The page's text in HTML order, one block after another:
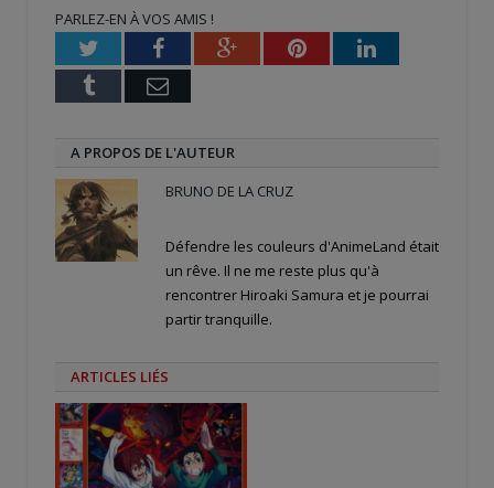
fenêtre) fenêtre) nouvelle
fenêtre)
PARLEZ-EN À VOS AMIS !
TwitterFacebookGoogle+PinterestLinkedIn
Tumblr Email
A PROPOS DE L'AUTEUR
BRUNO DE LA CRUZ
Défendre les couleurs d'AnimeLand était
un rêve. Il ne me reste plus qu'à
rencontrer Hiroaki Samura et je pourrai
partir tranquille.
ARTICLES LIÉS